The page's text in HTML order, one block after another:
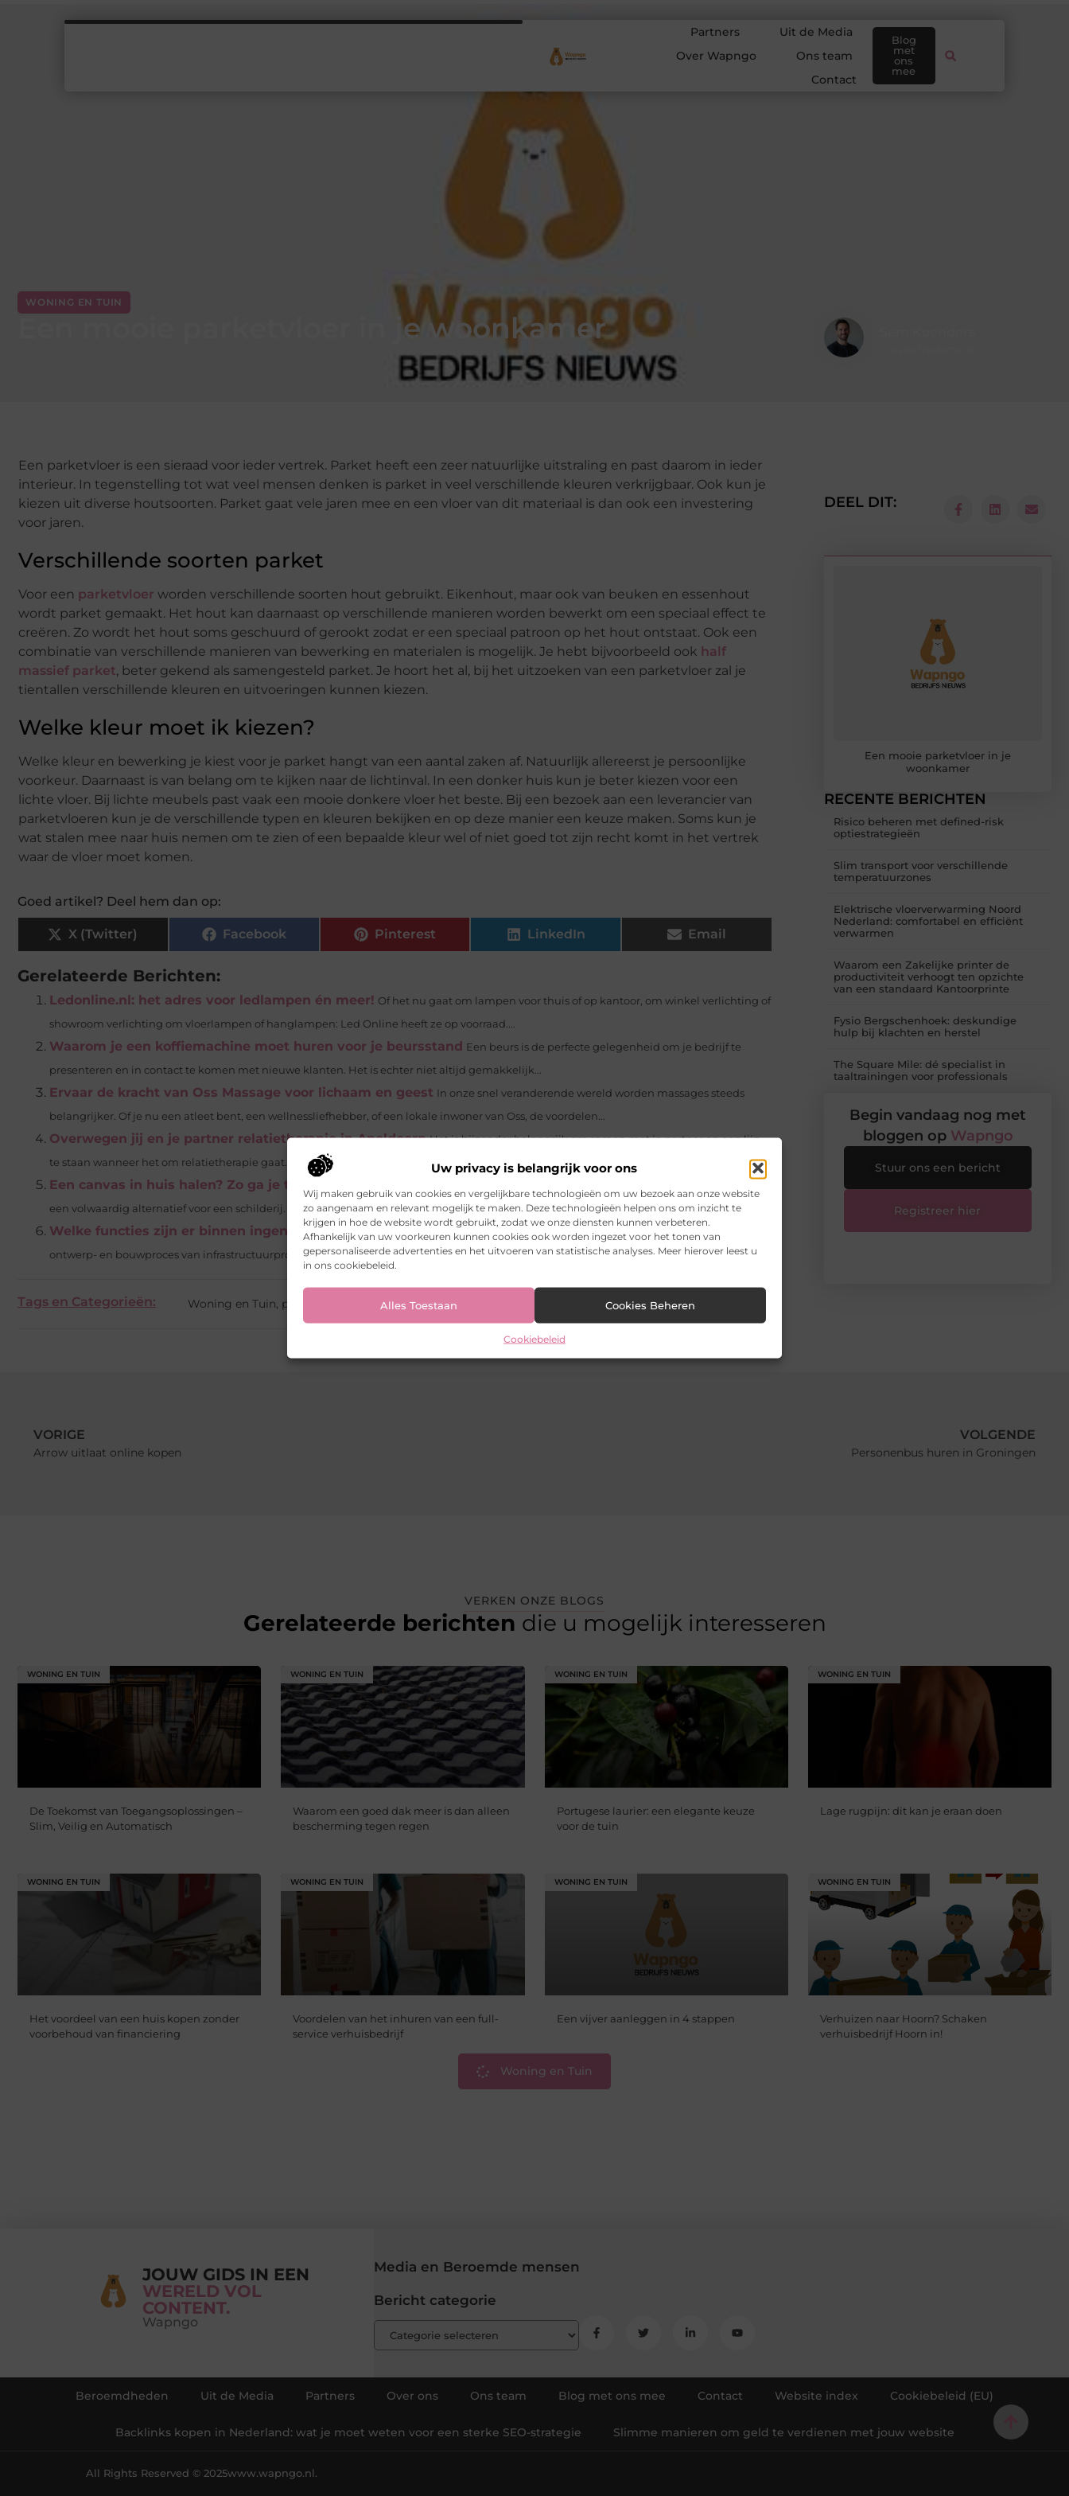
Uw privacy is belangrijk voor ons
Wij maken gebruik van cookies en vergelijkbare technologieën om uw bezoek aan onze website
zo aangenaam en relevant mogelijk te maken. Deze technologieën helpen ons om inzicht te
krijgen in hoe de website wordt gebruikt, zodat we onze diensten kunnen verbeteren.
Afhankelijk van uw voorkeuren kunnen cookies ook worden ingezet voor het tonen van
gepersonaliseerde advertenties en het uitvoeren van statistische analyses. Meer hierover leest u
in ons cookiebeleid.
Alles Toestaan Cookies Beheren
Cookiebeleid
Partners
Uit de Media
Over Wapngo
Ons team
Contact
Blog
met
ons
mee
WONING EN TUIN
Een mooie parketvloer in je woonkamer
Een parketvloer is een sieraad voor ieder vertrek. Parket heeft een zeer natuurlijke uitstraling en past daarom in ieder
interieur. In tegenstelling tot wat veel mensen denken is parket in veel verschillende kleuren verkrijgbaar. Ook kun je
kiezen uit diverse houtsoorten. Parket gaat vele jaren mee en een vloer van dit materiaal is dan ook een investering
voor jaren.
Verschillende soorten parket
Voor een parketvloer worden verschillende soorten hout gebruikt. Eikenhout, maar ook van beuken en essenhout
wordt parket gemaakt. Het hout kan daarnaast op verschillende manieren worden bewerkt om een speciaal effect te
creëren. Zo wordt het hout soms geschuurd of gerookt zodat er een speciaal patroon op het hout ontstaat. Ook een
combinatie van verschillende manieren van bewerking en materialen is mogelijk. Je hebt bijvoorbeeld ook half
massief parket, beter gekend als samengesteld parket. Je hoort het al, bij het uitzoeken van een parketvloer zal je
tientallen verschillende kleuren en uitvoeringen kunnen kiezen.
Welke kleur moet ik kiezen?
Welke kleur en bewerking je kiest voor je parket hangt van een aantal zaken af. Natuurlijk allereerst je persoonlijke
voorkeur. Daarnaast is van belang om te kijken naar de lichtinval. In een donker huis kun je beter kiezen voor een
lichte vloer. Bij lichte meubels past vaak een mooie donkere vloer het beste. Bij een bezoek aan een leverancier van
parketvloeren kun je de verschillende typen en kleuren bekijken en op deze manier een keuze maken. Soms kun je
wat stalen mee naar huis nemen om te zien of een bepaalde kleur wel of niet goed tot zijn recht komt in het vertrek
waar de vloer moet komen.
Goed artikel? Deel hem dan op:
X (Twitter) Facebook Pinterest LinkedIn Email
Gerelateerde Berichten:
Ledonline.nl: het adres voor ledlampen én meer! Of het nu gaat om lampen voor thuis of op kantoor, om winkel verlichting of
showroom verlichting om vloerlampen of hanglampen: Led Online heeft ze op voorraad....
Waarom je een koffiemachine moet huren voor je beursstand Een beurs is de perfecte gelegenheid om je bedrijf te
presenteren en in contact te komen met nieuwe klanten. Het is echter niet altijd gemakkelijk...
Ervaar de kracht van Oss Massage voor lichaam en geest In onze snel veranderende wereld worden massages steeds
belangrijker. Of je nu een atleet bent, een wellnessliefhebber, of een lokale inwoner van Oss, de voordelen...
Overwegen jij en je partner relatietherapie in Apeldoorn Het is bijzonder belangrijk om samen met je partner op een lijn
te staan wanneer het om relatietherapie gaat. Dat kunnen jullie het best in...
Een canvas in huis halen? Zo ga je te werk
een volwaardig alternatief voor een schilderij. Weet alleen dat je...
Welke functies zijn er binnen ingenieursbureaus? Een ingenieur in de civiele techniek is een belangrijke schakel binnen het
ontwerp- en bouwproces van infrastructuurprojecten. Zo houdt een ingenieur zich bezig met de...
Tags en Categorieën: Woning en Tuin, parket parketvloer
DEEL DIT:
Een mooie parketvloer in je
woonkamer
RECENTE BERICHTEN
Risico beheren met defined-risk
optiestrategieën
Slim transport voor verschillende
temperatuurzones
Elektrische vloerverwarming Noord
Nederland: comfortabel en efficiënt
verwarmen
Waarom een Zakelijke printer de
productiviteit verhoogt ten opzichte
van een standaard Kantoorprinte
Fysio Bergschenhoek: deskundige
hulp bij klachten en herstel
The Square Mile: dé specialist in
taaltrainingen voor professionals
Begin vandaag nog met
bloggen op Wapngo
Stuur ons een bericht
Registreer hier
VORIGE
Arrow uitlaat online kopen
VOLGENDE
Personenbus huren in Groningen
VERKEN ONZE BLOGS
Gerelateerde berichten die u mogelijk interesseren
WONING EN TUIN
De Toekomst van Toegangsoplossingen –
Slim, Veilig en Automatisch
WONING EN TUIN
Waarom een goed dak meer is dan alleen
bescherming tegen regen
WONING EN TUIN
Portugese laurier: een elegante keuze
voor de tuin
WONING EN TUIN
Lage rugpijn: dit kan je eraan doen
WONING EN TUIN
Het voordeel van een huis kopen zonder
voorbehoud van financiering
WONING EN TUIN
Voordelen van het inhuren van een full-
service verhuisbedrijf
WONING EN TUIN
Een vijver aanleggen in 4 stappen
WONING EN TUIN
Verhuizen naar Hoorn? Schaken
verhuisbedrijf Hoorn in!
Woning en Tuin
JOUW GIDS IN EEN
WERELD VOL
CONTENT.
Wapngo
Media en Beroemde mensen
Bericht categorie
Beroemdheden Uit de Media Partners Over ons Ons team Blog met ons mee Contact Website index Cookiebeleid (EU)
Backlinks kopen in Nederland: wat je moet weten voor een sterke SEO-strategie Slimme manieren om geld te verdienen met jouw website
All Rights Reserved © 2025www.wapngo.nl.